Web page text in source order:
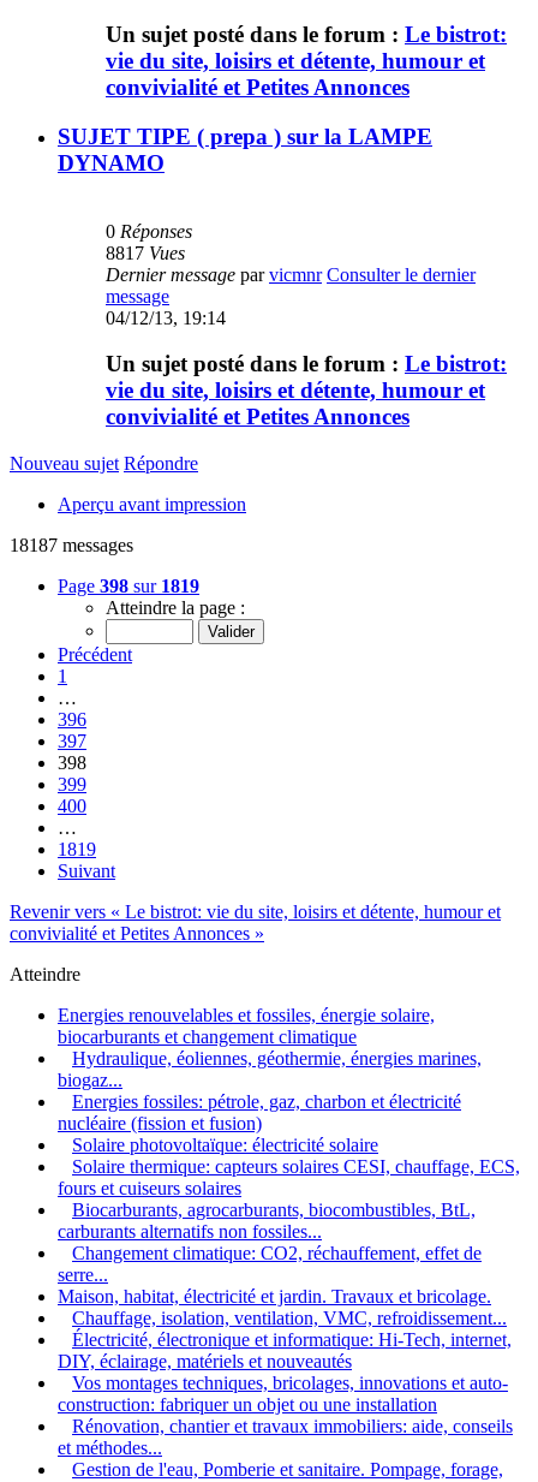
Un sujet posté dans le forum : Le bistrot:
vie du site, loisirs et détente, humour et
convivialité et Petites Annonces
SUJET TIPE ( prepa ) sur la LAMPE
DYNAMO
0 Réponses
8817 Vues
Dernier message parvicmnr Consulter le dernier
message
04/12/13, 19:14
Un sujet posté dans le forum : Le bistrot:
vie du site, loisirs et détente, humour et
convivialité et Petites Annonces
Nouveau sujet Répondre
Aperçu avant impression
18187 messages
Page 398 sur 1819
Atteindre la page :
Précédent
1
…
396
397
398
399
400
…
1819
Suivant
Revenir vers « Le bistrot: vie du site, loisirs et détente, humour et
convivialité et Petites Annonces »
Atteindre
Energies renouvelables et fossiles, énergie solaire,
biocarburants et changement climatique
Hydraulique, éoliennes, géothermie, énergies marines,
biogaz...
Energies fossiles: pétrole, gaz, charbon et électricité
nucléaire (fission et fusion)
Solaire photovoltaïque: électricité solaire
Solaire thermique: capteurs solaires CESI, chauffage, ECS,
fours et cuiseurs solaires
Biocarburants, agrocarburants, biocombustibles, BtL,
carburants alternatifs non fossiles...
Changement climatique: CO2, réchauffement, effet de
serre...
Maison, habitat, électricité et jardin. Travaux et bricolage.
Chauffage, isolation, ventilation, VMC, refroidissement...
Électricité, électronique et informatique: Hi-Tech, internet,
DIY, éclairage, matériels et nouveautés
Vos montages techniques, bricolages, innovations et auto-
construction: fabriquer un objet ou une installation
Rénovation, chantier et travaux immobiliers: aide, conseils
et méthodes...
Gestion de l'eau, Pomberie et sanitaire. Pompage, forage,